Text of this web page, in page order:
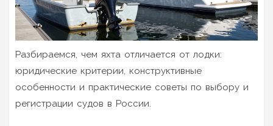
Разбираемся, чем яхта отличается от лодки:
юридические критерии, конструктивные
особенности и практические советы по выбору и
регистрации судов в России.